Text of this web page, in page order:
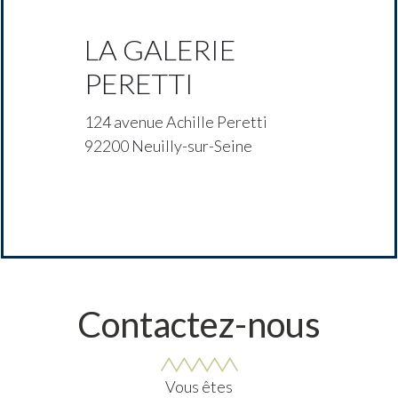
LA GALERIE
PERETTI
124 avenue Achille Peretti
92200 Neuilly-sur-Seine
Contactez-nous
Vous êtes